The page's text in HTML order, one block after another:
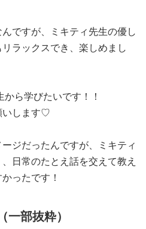
ですが、ミキティ先生の優し
ラックスでき、楽しめまし
ら学びたいです！！
いします♡
ジだったんですが、ミキティ
日常のたとえ話を交えて教え
ったです！
一部抜粋）